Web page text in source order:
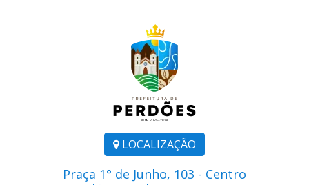
LOCALIZAÇÃO
Praça 1° de Junho, 103 - Centro